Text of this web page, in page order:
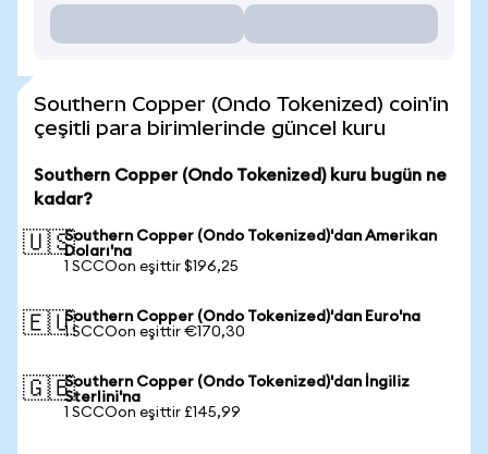
Southern Copper (Ondo Tokenized) coin'in
çeşitli para birimlerinde güncel kuru
Southern Copper (Ondo Tokenized) kuru bugün ne
kadar?
🇺🇸Southern Copper (Ondo Tokenized)'dan Amerikan
Doları'na
1 SCCOon eşittir $196,25
🇪🇺Southern Copper (Ondo Tokenized)'dan Euro'na
1 SCCOon eşittir €170,30
🇬🇧Southern Copper (Ondo Tokenized)'dan İngiliz
Sterlini'na
1 SCCOon eşittir £145,99